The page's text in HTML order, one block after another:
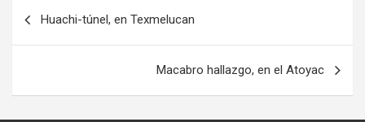
Huachi-túnel, en Texmelucan
Macabro hallazgo, en el Atoyac